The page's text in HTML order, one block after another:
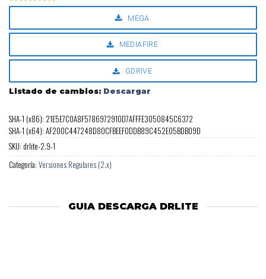
de 5
MEGA
MEDIAFIRE
GDRIVE
Listado de cambios: Descargar
SHA-1 (x86): 21E5E7C0A8F5786972910D7AFFFE3050845C6372
SHA-1 (x64): AF200C447248D80CFBEEF0DDB89C452E05BDB09D
SKU: drlite-2.9-1
Categoría: Versiones Regulares (2.x)
GUIA DESCARGA DRLITE